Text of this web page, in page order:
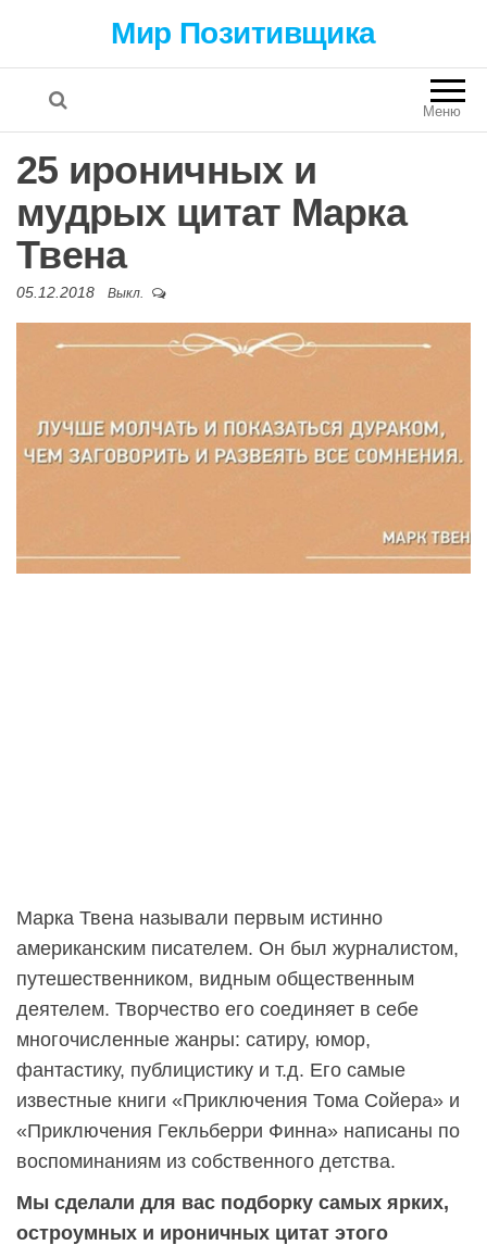
Мир Позитивщика
Меню
25 ироничных и
мудрых цитат Марка
Твена
05.12.2018 Выкл.
Марка Твена называли первым истинно
американским писателем. Он был журналистом,
путешественником, видным общественным
деятелем. Творчество его соединяет в себе
многочисленные жанры: сатиру, юмор,
фантастику, публицистику и т.д. Его самые
известные книги «Приключения Тома Сойера» и
«Приключения Гекльберри Финна» написаны по
воспоминаниям из собственного детства.
Мы сделали для вас подборку самых ярких,
остроумных и ироничных цитат этого